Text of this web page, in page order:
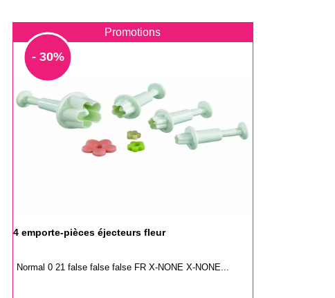
Promotions
- 30%
4 emporte-pièces éjecteurs fleur
Normal 0 21 false false false FR X-NONE X-NONE...